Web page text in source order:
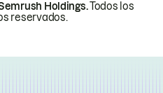
Holdings.Todos los
reservados.